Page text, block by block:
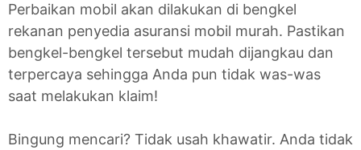
Perbaikan mobil akan dilakukan di bengkel
rekanan penyedia asuransi mobil murah. Pastikan
bengkel-bengkel tersebut mudah dijangkau dan
terpercaya sehingga Anda pun tidak was-was
saat melakukan klaim!
Bingung mencari? Tidak usah khawatir. Anda tidak